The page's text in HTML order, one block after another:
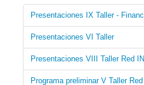
Presentaciones IX Taller -
Presentaciones VI Taller
Presentaciones VIII Taller Red
Programa preliminar V Taller